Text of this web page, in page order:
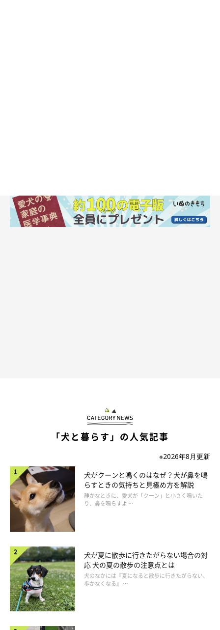
え、いつもとは違う角度や方向から、気になるものを観察しよう
としているということ。普段と違った角度から見ることで、じっ
くり確かめたり、何か発見したりすることができるのでしょう。
「犬と暮らす」の人気記事
※2026年8月更新
犬がクーンと鳴くのはなぜ？犬が鼻を鳴
らすときの気持ちと見極め方を解説
静かなときに、愛犬が「クーン」と小さく鳴いた
り、鼻を鳴らすよ …
犬が夏に散歩に行きたがらない場合の対
応 犬の夏の散歩の注意点とは
犬のなかには『夏になると散歩に行きたがらない、
歩かなくなる』 …